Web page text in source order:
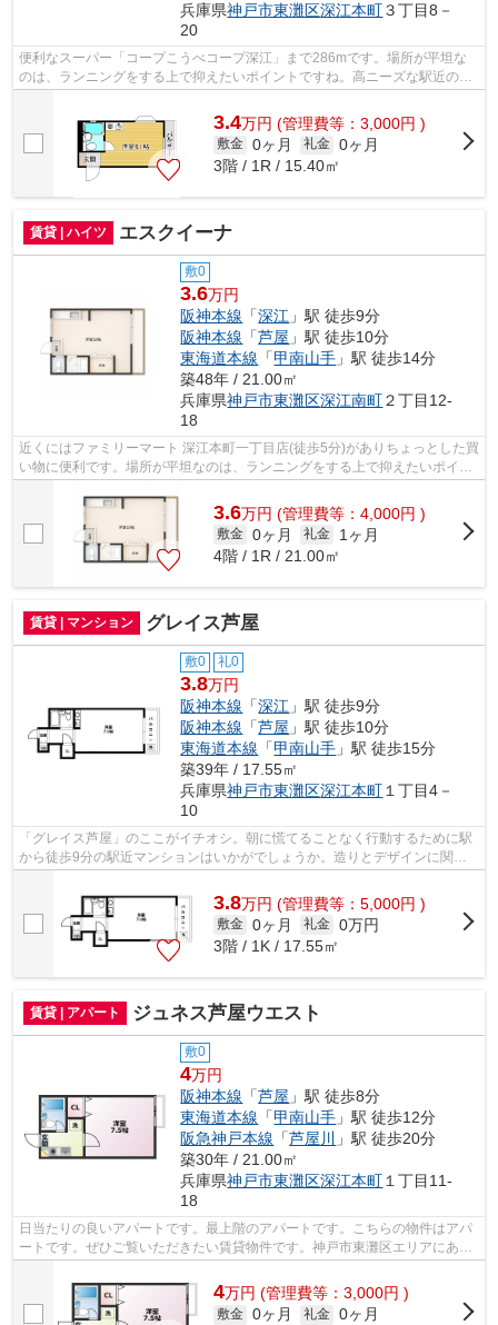
兵庫県神戸市東灘区深江本町３丁目8－
20
便利なスーパー「コープこうべコープ深江」まで286mです。場所が平坦な
のは、ランニングをする上で抑えたいポイントですね。高ニーズな駅近の物
3.4万円 (管理費等：3,000円 )
敷金 0ヶ月 礼金 0ヶ月
3階 / 1R / 15.40㎡
賃貸 | ハイツ エスクイーナ
敷0
3.6万円
阪神本線 「深江 」駅 徒歩9分
阪神本線 「芦屋 」駅 徒歩10分
東海道本線 「甲南山手 」駅 徒歩14分
築48年 / 21.00㎡
兵庫県神戸市東灘区深江南町２丁目12-
18
近くにはファミリーマート 深江本町一丁目店(徒歩5分)がありちょっとした買
い物に便利です。場所が平坦なのは、ランニングをする上で抑えたいポイン
3.6万円 (管理費等：4,000円 )
敷金 0ヶ月 礼金
1ヶ月
4階 / 1R / 21.00㎡
賃貸 | マンション グレイス芦屋
敷0 礼0
3.8万円
阪神本線 「深江 」駅 徒歩9分
阪神本線 「芦屋 」駅 徒歩10分
東海道本線 「甲南山手 」駅 徒歩15分
築39年 / 17.55㎡
兵庫県神戸市東灘区深江本町 １丁目4－
10
「グレイス芦屋」のここがイチオシ。朝に慌てることなく行動するために駅
から徒歩9分の駅近マンションはいかがでしょうか。造りとデザインに関し
3.8万円 (管理費等：5,000円 )
敷金 0ヶ月 礼金 0万円
3階 / 1K / 17.55㎡
賃貸 | アパート ジュネス芦屋ウエスト
敷0
4万円
阪神本線 「芦屋 」駅 徒歩8分
東海道本線 「甲南山手 」駅 徒歩12分
阪急神戸本線 「芦屋川
」駅 徒歩20分
築30年 / 21.00㎡
兵庫県神戸市東灘区深江本町 １丁目11-
18
日当たりの良いアパートです。最上階のアパートです。こちらの物件はアパ
ートです。ぜひご覧いただきたい賃貸物件です。神戸市東灘区エリアにある
賃貸情報のことなら、地域に密着した...
4万円 (管理費等：3,000円 )
敷金 0ヶ月 礼金 0ヶ月